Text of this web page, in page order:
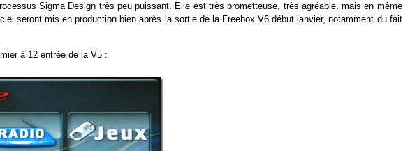
Sigma Design très peu puissant. Elle est très prometteuse, très agréable, mais en même
seront mis en production bien après la sortie de la Freebox V6 début janvier, notamment du fait
à 12 entrée de la V5 :